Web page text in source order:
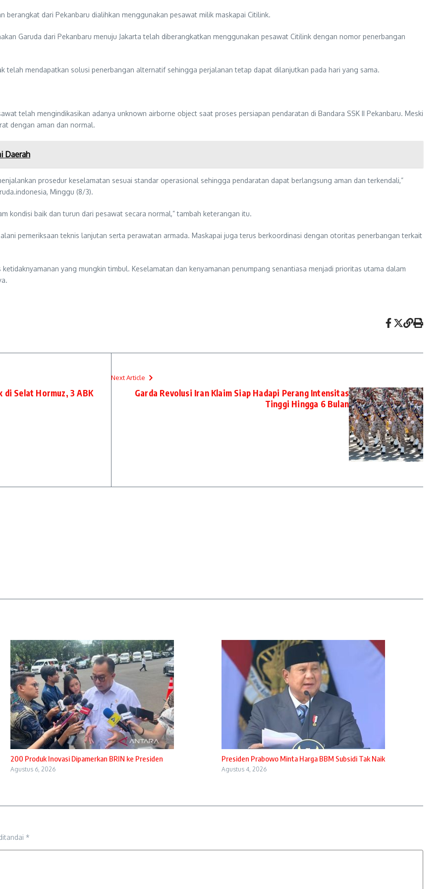
berangkat dari Pekanbaru dialihkan menggunakan pesawat milik maskapai Citilink.
Garuda dari Pekanbaru menuju Jakarta telah diberangkatkan menggunakan pesawat Citilink dengan nomor penerbangan
telah mendapatkan solusi penerbangan alternatif sehingga perjalanan tetap dapat dilanjutkan pada hari yang sama.
telah mengindikasikan adanya unknown airborne object saat proses persiapan pendaratan di Bandara SSK II Pekanbaru. Meski
dengan aman dan normal.
Daerah
prosedur keselamatan sesuai standar operasional sehingga pendaratan dapat berlangsung aman dan terkendali,”
Minggu (8/3).
kondisi baik dan turun dari pesawat secara normal,” tambah keterangan itu.
pemeriksaan teknis lanjutan serta perawatan armada. Maskapai juga terus berkoordinasi dengan otoritas penerbangan terkait
yang mungkin timbul. Keselamatan dan kenyamanan penumpang senantiasa menjadi prioritas utama dalam
di Selat Hormuz, 3 ABK
Next Article
Garda Revolusi Iran Klaim Siap Hadapi Perang Intensitas
Tinggi Hingga 6 Bulan
200 Produk Inovasi Dipamerkan BRIN ke Presiden
Agustus 6, 2026
Presiden Prabowo Minta Harga BBM Subsidi Tak Naik
Agustus 4, 2026
*